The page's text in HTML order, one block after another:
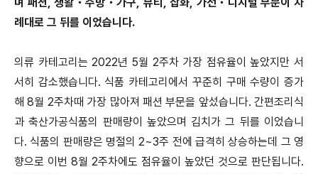
례대로 그 뒤를 이었습니다.
의류 카테고리는 2022년 5월 2주차 가장 점유율이 높았지만 서
서히 감소했습니다. 식품 카테고리에서 꾸준히 구매 수량이 증가
해 8월 2주차때 가장 많아져 패션 부문을 앞섰습니다. 간편조리식
과 축산가공식품의 판매량이 높았으며 김치가 그 뒤를 이었습니
다. 식품의 판매량은 명절의 2~3주 전에 급격히 상승하는데 그 영
향으로 이번 8월 2주차에도 점유율이 높았던 것으로 판단됩니다.